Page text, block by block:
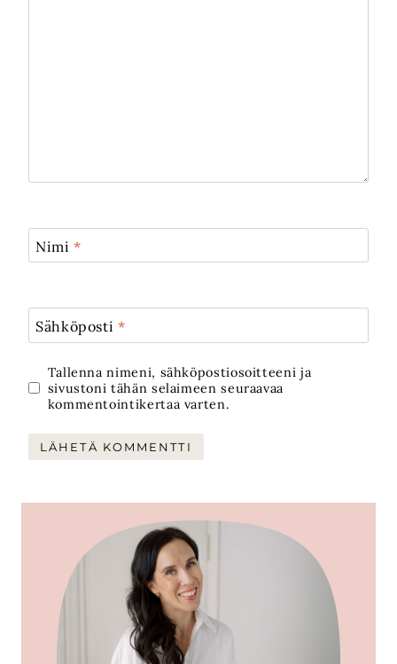
Nimi*
Sähköposti*
Tallenna nimeni, sähköpostiosoitteeni ja
sivustoni tähän selaimeen seuraavaa
kommentointikertaa varten.